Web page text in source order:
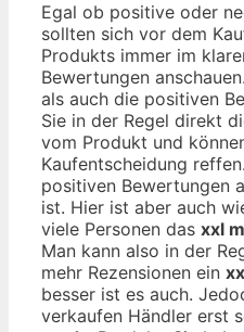
Egal ob positive oder
sollten sich vor dem
Produkts immer im
Bewertungen
als auch die positiven
Sie in der Regel direkt
vom Produkt und
Kaufentscheidung
positiven Bewertungen
ist. Hier ist aber auch
viele Personen das xxl
Man kann also in der
mehr Rezensionen ein
besser ist es auch.
verkaufen Händler erst